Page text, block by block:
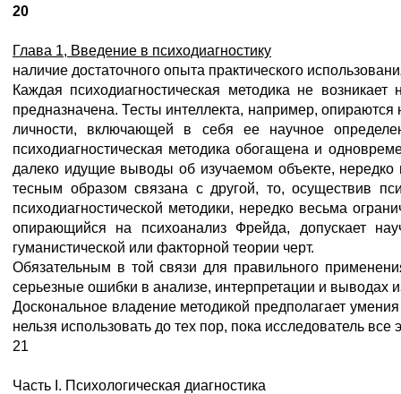
20
Глава 1, Введение в психодиагностику
наличие достаточного опыта практического
Каждая психодиагностическая методика не
предназначена. Тесты интеллекта, например,
личности, включающей в себя ее научное
психодиагностическая методика обогащена и
далеко идущие выводы об изучаемом объекте, нередко
тесным образом связана с другой, то, осуществив
психодиагностической методики, нередко весьма
опирающийся на психоанализ Фрейда, допускает
гуманистической или факторной теории черт.
Обязательным в той связи для правильного
серьезные ошибки в анализе, интерпретации и выводах
Доскональное владение методикой предполагает
нельзя использовать до тех пор, пока исследователь
21
Часть I. Психологическая диагностика